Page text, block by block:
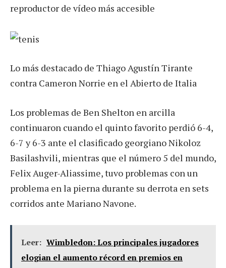
reproductor de vídeo más accesible
Lo más destacado de Thiago Agustín Tirante
contra Cameron Norrie en el Abierto de Italia
Los problemas de Ben Shelton en arcilla
continuaron cuando el quinto favorito perdió 6-4,
6-7 y 6-3 ante el clasificado georgiano Nikoloz
Basilashvili, mientras que el número 5 del mundo,
Felix Auger-Aliassime, tuvo problemas con un
problema en la pierna durante su derrota en sets
corridos ante Mariano Navone.
Leer: Wimbledon: Los principales jugadores
elogian el aumento récord en premios en